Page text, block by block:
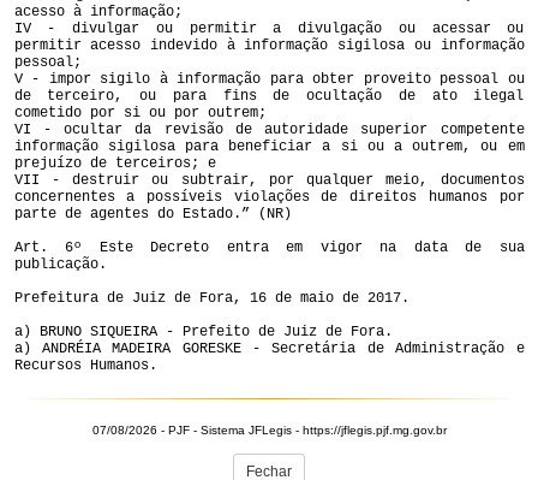
acesso à informação;
IV - divulgar ou permitir a divulgação ou acessar ou
permitir acesso indevido à informação sigilosa ou informação
pessoal;
V - impor sigilo à informação para obter proveito pessoal ou
de terceiro, ou para fins de ocultação de ato ilegal
cometido por si ou por outrem;
VI - ocultar da revisão de autoridade superior competente
informação sigilosa para beneficiar a si ou a outrem, ou em
prejuízo de terceiros; e
VII - destruir ou subtrair, por qualquer meio, documentos
concernentes a possíveis violações de direitos humanos por
parte de agentes do Estado.” (NR)
Art. 6º Este Decreto entra em vigor na data de sua
publicação.
Prefeitura de Juiz de Fora, 16 de maio de 2017.
a) BRUNO SIQUEIRA - Prefeito de Juiz de Fora.
a) ANDRÉIA MADEIRA GORESKE - Secretária de Administração e
Recursos Humanos.
07/08/2026 - PJF - Sistema JFLegis - https://jflegis.pjf.mg.gov.br
Fechar